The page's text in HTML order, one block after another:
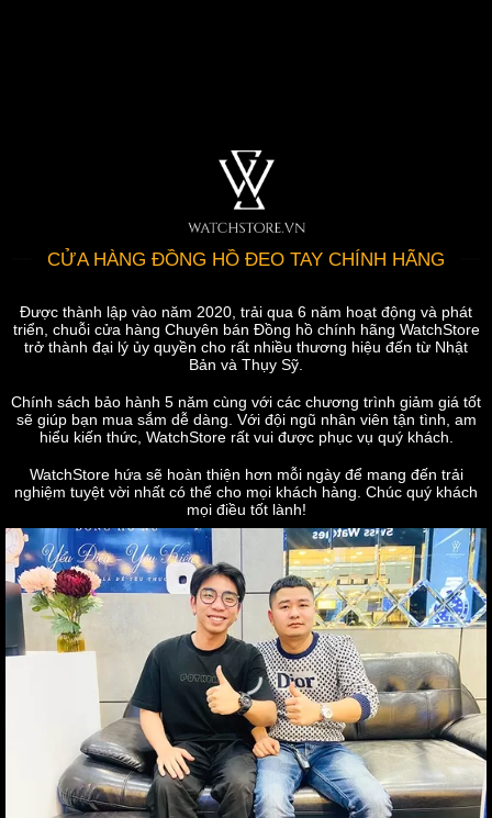
CỬA HÀNG ĐỒNG HỒ ĐEO TAY CHÍNH HÃNG
Được thành lập vào năm 2020, trải qua 6 năm hoạt động và phát
triển, chuỗi cửa hàng Chuyên bán Đồng hồ chính hãng WatchStore
trở thành đại lý ủy quyền cho rất nhiều thương hiệu đến từ Nhật
Bản và Thụy Sỹ.
Chính sách bảo hành 5 năm cùng với các chương trình giảm giá tốt
sẽ giúp bạn mua sắm dễ dàng. Với đội ngũ nhân viên tận tình, am
hiểu kiến thức, WatchStore rất vui được phục vụ quý khách.
WatchStore hứa sẽ hoàn thiện hơn mỗi ngày để mang đến trải
nghiệm tuyệt vời nhất có thể cho mọi khách hàng. Chúc quý khách
mọi điều tốt lành!